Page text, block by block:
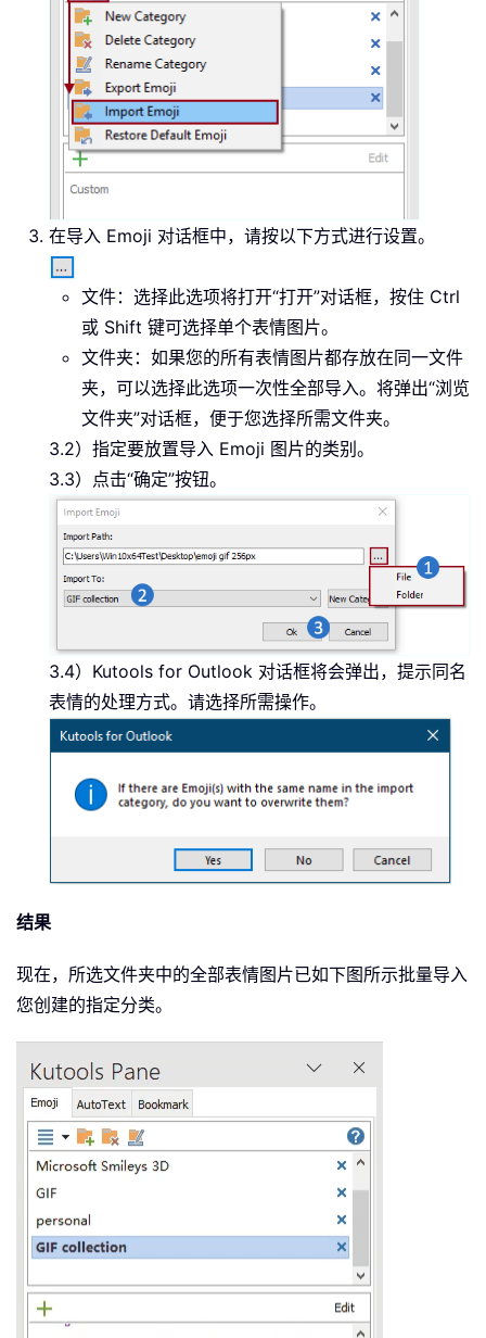
在导入 Emoji 对话框中，请按以下方式进行设置。
文件：选择此选项将打开“打开”对话框，按住 Ctrl
或 Shift 键可选择单个表情图片。
文件夹：如果您的所有表情图片都存放在同一文件
夹，可以选择此选项一次性全部导入。将弹出“浏览
文件夹”对话框，便于您选择所需文件夹。
3.2）指定要放置导入 Emoji 图片的类别。
3.3）点击“确定”按钮。
3.4）Kutools for Outlook 对话框将会弹出，提示同名
表情的处理方式。请选择所需操作。
结果
现在，所选文件夹中的全部表情图片已如下图所示批量导入
您创建的指定分类。